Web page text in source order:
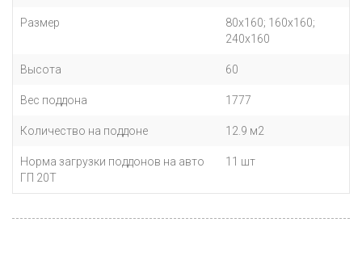
Размер
80х160; 160х160;
240х160
Высота 60
Вес поддона 1777
Количество на поддоне 12.9 м2
Норма загрузки поддонов на авто
ГП 20Т
11 шт